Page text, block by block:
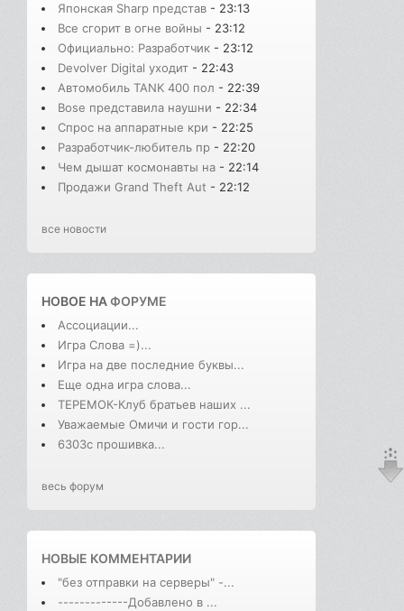
Японская Sharp представ - 23:13
Все сгорит в огне войны - 23:12
Официально: Разработчик - 23:12
Devolver Digital уходит - 22:43
Автомобиль TANK 400 пол - 22:39
Bose представила наушни - 22:34
Спрос на аппаратные кри - 22:25
Разработчик-любитель пр - 22:20
Чем дышат космонавты на - 22:14
Продажи Grand Theft Aut - 22:12
все новости
НОВОЕ НАФОРУМЕ
Ассоциации...
Игра Слова =)...
Игра на две последние буквы...
Еще одна игра слова...
ТЕРЕМОК-Клуб братьев наших ...
Уважаемые Омичи и гости гор...
6303с прошивка...
весь форум
НОВЫЕ КОММЕНТАРИИ
"без отправки на серверы" -...
-------------Добавлено в ...